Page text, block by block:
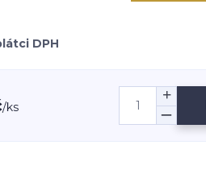
DPH
/ks